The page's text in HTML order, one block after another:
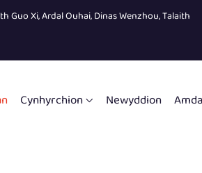
Guo Xi, Ardal Ouhai, Dinas Wenzhou, Talaith
Cynhyrchion Newyddion